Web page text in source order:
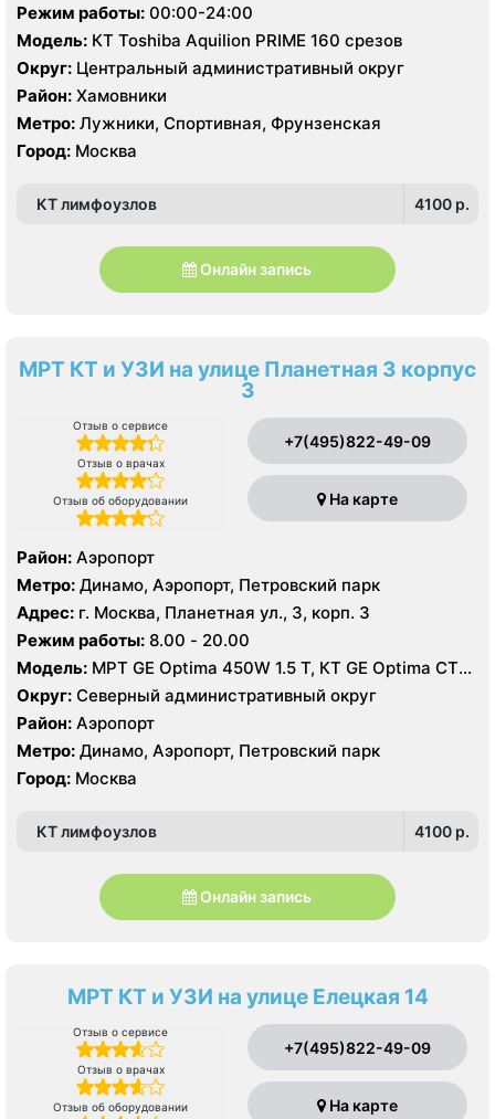
Режим работы: 00:00-24:00
Модель: КТ Toshiba Aquilion PRIME 160 срезов
Округ: Центральный административный округ
Район: Хамовники
Метро: Лужники, Спортивная, Фрунзенская
Город: Москва
КТ лимфоузлов 4100 p.
Онлайн запись
МРТ КТ и УЗИ на улице Планетная 3 корпус
3
Отзыв о сервисе
Отзыв о врачах
Отзыв об оборудовании
+7(495)822-49-09
На карте
Район: Аэропорт
Метро: Динамо, Аэропорт, Петровский парк
Адрес: г. Москва, Планетная ул., 3, корп. 3
Режим работы: 8.00 - 20.00
Модель: МРТ GE Optima 450W 1.5 T, КТ GE Optima CT
660 Asir 128 срезов, УЗИ GE LOGIQ S8
Округ: Северный административный округ
Район: Аэропорт
Метро: Динамо, Аэропорт, Петровский парк
Город: Москва
КТ лимфоузлов 4100 p.
Онлайн запись
МРТ КТ и УЗИ на улице Елецкая 14
Отзыв о сервисе
Отзыв о врачах
Отзыв об оборудовании
+7(495)822-49-09
На карте